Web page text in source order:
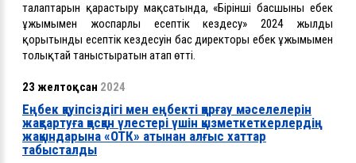
талаптарын қарастыру мақсатында, «Бірінші басшының еңбек
ұжымымен жоспарлы есептік кездесу» 2024 жылдың
қорытынды есептік кездесуін бас директоры еңбек ұжымымен
толықтай таныстыратын атап өтті.
23 желтоқсан 2024
Еңбек қауіпсіздігі мен еңбекті қорғау мәселелерін
жақсартуға қосқан үлестері үшін қызметкеткерлердің
жақындарына «ОТК» атынан алғыс хаттар
табысталды